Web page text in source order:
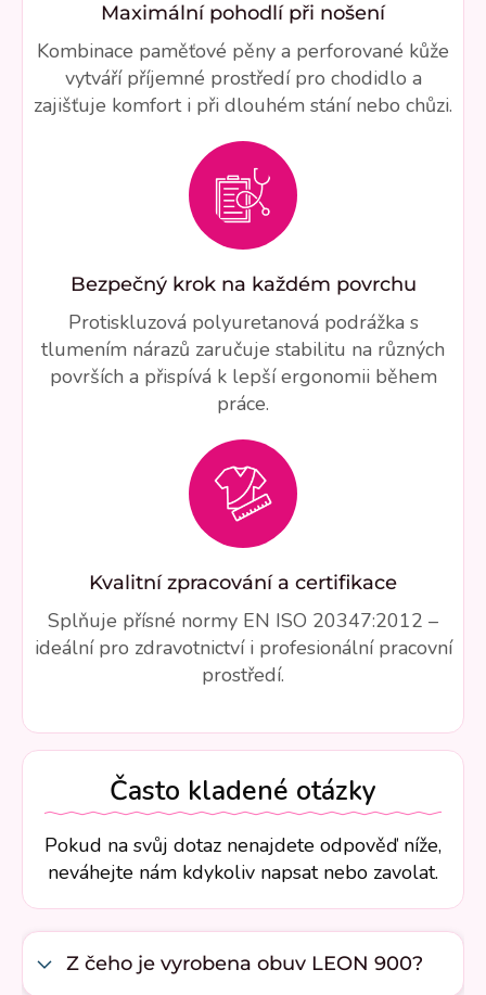
Maximální pohodlí při nošení
Kombinace paměťové pěny a perforované kůže
vytváří příjemné prostředí pro chodidlo a
zajišťuje komfort i při dlouhém stání nebo chůzi.
Bezpečný krok na každém povrchu
Protiskluzová polyuretanová podrážka s
tlumením nárazů zaručuje stabilitu na různých
površích a přispívá k lepší ergonomii během
práce.
Kvalitní zpracování a certifikace
Splňuje přísné normy EN ISO 20347:2012 –
ideální pro zdravotnictví i profesionální pracovní
prostředí.
Často kladené otázky
Pokud na svůj dotaz nenajdete odpověď níže,
neváhejte nám kdykoliv napsat nebo zavolat.
Z čeho je vyrobena obuv LEON 900?